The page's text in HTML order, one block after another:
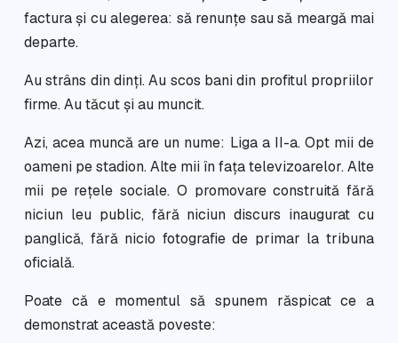
factura și cu alegerea: să renunțe sau să meargă mai
departe.
Au strâns din dinți. Au scos bani din profitul propriilor
firme. Au tăcut și au muncit.
Azi, acea muncă are un nume: Liga a II-a. Opt mii de
oameni pe stadion. Alte mii în fața televizoarelor. Alte
mii pe rețele sociale. O promovare construită fără
niciun leu public, fără niciun discurs inaugurat cu
panglică, fără nicio fotografie de primar la tribuna
oficială.
Poate că e momentul să spunem răspicat ce a
demonstrat această poveste: